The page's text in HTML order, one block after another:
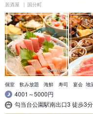
居酒屋 国分町
個室 飲み放題 海鮮 寿司 宴会 地
4001～5000円
勾当台公園駅南出口3 徒歩3